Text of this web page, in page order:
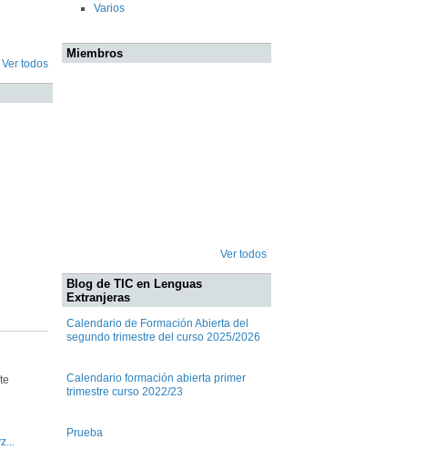
Ver todos
Varios
Miembros
Ver todos
Blog de TIC en Lenguas
Extranjeras
Calendario de Formación Abierta del
segundo trimestre del curso 2025/2026
Calendario formación abierta primer
trimestre curso 2022/23
Prueba